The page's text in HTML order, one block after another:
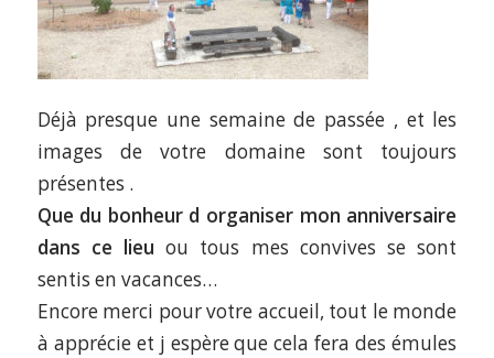
Déjà presque une semaine de passée , et les
images de votre domaine sont toujours
présentes .
Que du bonheur d organiser mon anniversaire
dans ce lieu ou tous mes convives se sont
sentis en vacances…
Encore merci pour votre accueil, tout le monde
à apprécie et j espère que cela fera des émules